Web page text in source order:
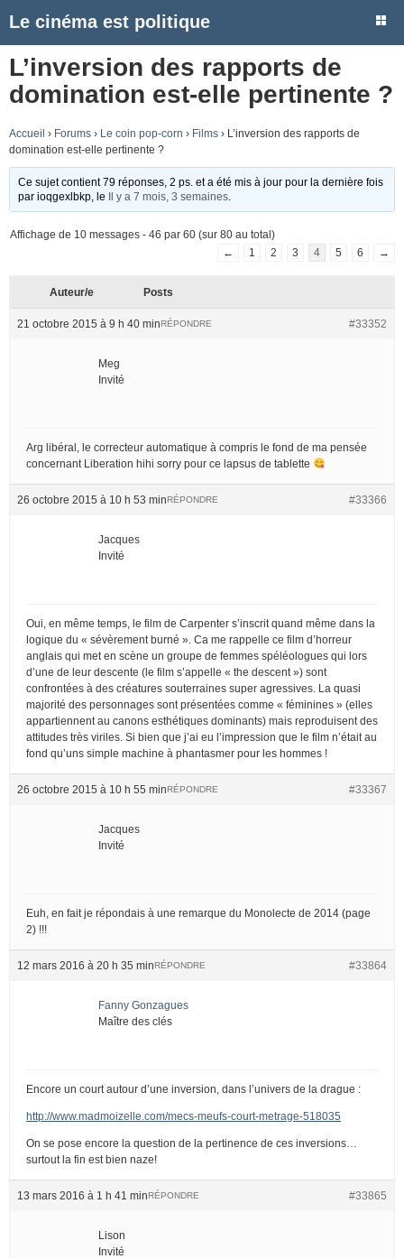
Le cinéma est politique
L’inversion des rapports de
domination est-elle pertinente ?
Accueil › Forums › Le coin pop-corn › Films › L’inversion des rapports de
domination est-elle pertinente ?
Ce sujet contient 79 réponses, 2 ps. et a été mis à jour pour la dernière fois
parioqgexlbkp , le Il y a 7 mois, 3 semaines
Affichage de 10 messages - 46 par 60 (sur 80 au total)
←
1 2 3 4 5 6 →
Auteur/e Posts
21 octobre 2015 à 9 h 40 min #33352
RÉPONDRE
Meg
Invité
Arg libéral, le correcteur automatique à compris le fond de ma pensée
concernant Liberation hihi sorry pour ce lapsus de tablette
26 octobre 2015 à 10 h 53 min #33366
RÉPONDRE
Jacques
Invité
Oui, en même temps, le film de Carpenter s’inscrit quand même dans la
logique du « sévèrement burné ». Ca me rappelle ce film d’horreur
anglais qui met en scène un groupe de femmes spéléologues qui lors
d’une de leur descente (le film s’appelle « the descent ») sont
confrontées à des créatures souterraines super agressives. La quasi
majorité des personnages sont présentées comme « féminines » (elles
appartiennent au canons esthétiques dominants) mais reproduisent des
attitudes très viriles. Si bien que j’ai eu l’impression que le film n’était au
fond qu’uns simple machine à phantasmer pour les hommes !
26 octobre 2015 à 10 h 55 min #33367
RÉPONDRE
Jacques
Invité
Euh, en fait je répondais à une remarque du Monolecte de 2014 (page
2) !!!
12 mars 2016 à 20 h 35 min #33864
RÉPONDRE
Fanny Gonzagues
Maître des clés
Encore un court autour d’une inversion, dans l’univers de la drague :
http://www.madmoizelle.com/mecs-meufs-court-metrage-518035
On se pose encore la question de la pertinence de ces inversions…
surtout la fin est bien naze!
13 mars 2016 à 1 h 41 min #33865
RÉPONDRE
Lison
Invité